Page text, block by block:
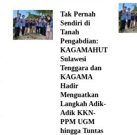
Tak Pernah
Sendiri di
Tanah
Pengabdian:
KAGAMAHUT
Sulawesi
Tenggara dan
KAGAMA
Hadir
Menguatkan
Langkah Adik-
Adik KKN-
PPM UGM
hingga Tuntas